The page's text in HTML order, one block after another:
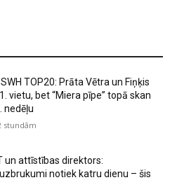
TOP20: Prāta Vētra un Fiņķis
vietu, bet “Miera pīpe” topā skan
nedēļu
stundām
un attīstības direktors:
notiek katru dienu – šis